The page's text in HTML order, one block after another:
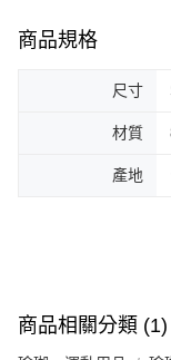
商品規格
尺寸
材質
產地
商品相關分類 (1)